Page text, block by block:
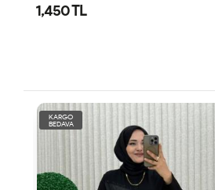
1,450 TL
KARGO
BEDAVA